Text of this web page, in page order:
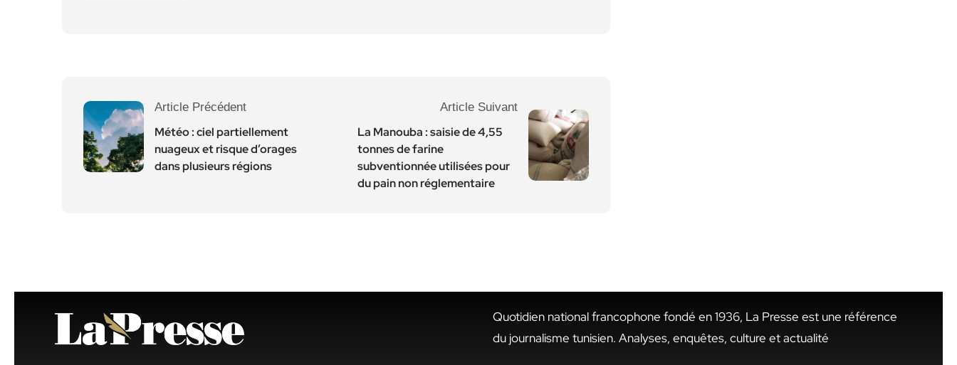
Article Précédent
Météo : ciel partiellement
nuageux et risque d’orages
dans plusieurs régions
Article Suivant
La Manouba : saisie de 4,55
tonnes de farine
subventionnée utilisées pour
du pain non réglementaire
Quotidien national francophone fondé en 1936, La Presse est une référence
du journalisme tunisien. Analyses, enquêtes, culture et actualité